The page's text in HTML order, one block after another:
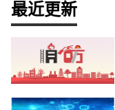
最近更新